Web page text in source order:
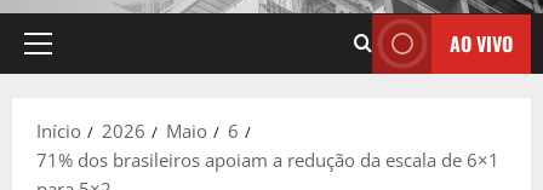
Menu
AO VIVO
Início 2026 Maio
6
71% dos brasileiros apoiam a redução da escala de 6×1